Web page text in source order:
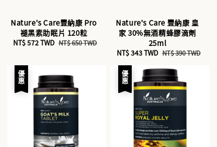
Nature's Care豐納康 Pro
褪黑素助眠片 120粒
Sale
NT$ 572 TWD Regular
NT$ 650 TWD
Nature's Care 豐納康 皇
家 30%無酒精蜂膠滴劑
25ml
Sale
price
NT$ 343 TWD Regular
NT$ 390 TWD
優惠 優惠